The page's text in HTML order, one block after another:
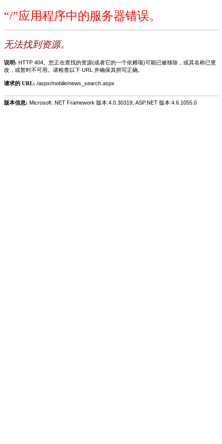
“/”应用程序中的服务器错误。
无法找到资源。
说明: HTTP 404。您正在查找的资源(或者它的一个依赖项)可能已被移除，或其名称已更
改，或暂时不可用。请检查以下 URL 并确保其拼写正确。
请求的 URL: /aspx/mobile/news_search.aspx
版本信息: Microsoft .NET Framework 版本:4.0.30319; ASP.NET 版本:4.6.1055.0